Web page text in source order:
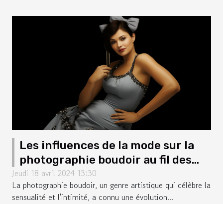
Les influences de la mode sur la
photographie boudoir au fil des
décennies
Jeudi 18 avril 2024 13:30
La photographie boudoir, un genre artistique qui célèbre la
sensualité et l'intimité, a connu une évolution...